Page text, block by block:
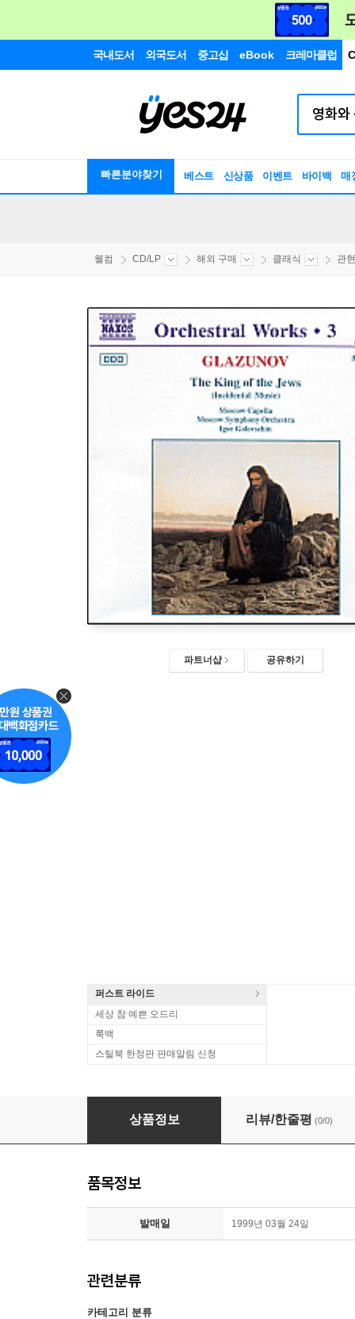
국내도서 외국도서 중고샵 eBook 크레마클럽
빠른분야찾기 베스트 신상품 이벤트 바이백 매
웰컴 CD/LP 해외 구매 클래식 관
파트너샵 공유하기
퍼스트 라이드
세상 참 예쁜 오드리
룩백
스틸북 한정판 판매알림 신청
글라주노프 : 유대인들의 왕이였다
상품정보 리뷰/한줄평 (0/0)
품목정보
발매일 1999년 03월 24일
관련분류
카테고리 분류